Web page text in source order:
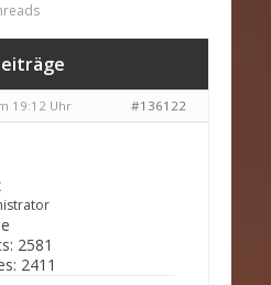
19:12 Uhr #136122
2581
2411